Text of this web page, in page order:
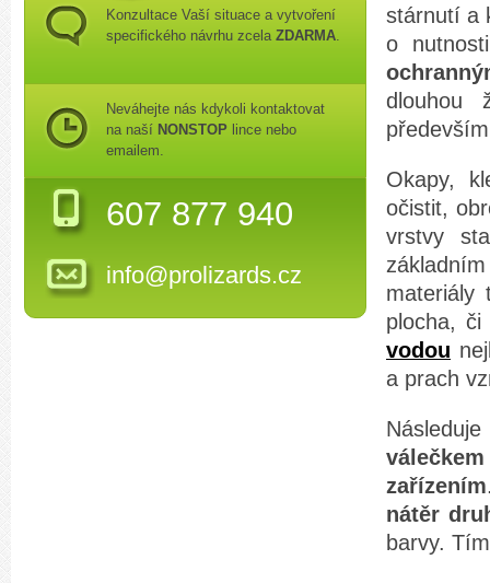
stárnutí a
o
dlouhou
Okapy,
očistit,
vrstvy
materiály
plocha,
vodou
a prach
válečkem
zařízením
nátěr
barvy.
Konzultace Vaší situace a vytvoření
specifického návrhu zcela ZDARMA.
Neváhejte nás kdykoli kontaktovat
na naší NONSTOP lince nebo
emailem.
607 877 940
info@prolizards.cz